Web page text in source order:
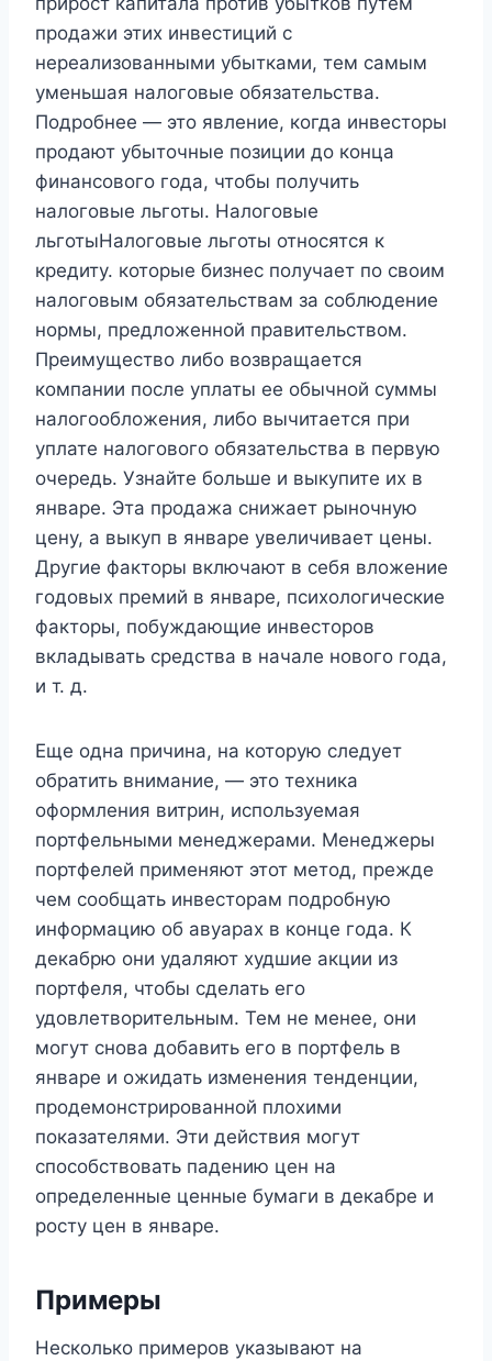
продажи этих инвестиций с
нереализованными убытками, тем самым
уменьшая налоговые обязательства.
Подробнее — это явление, когда инвесторы
продают убыточные позиции до конца
финансового года, чтобы получить
налоговые льготы. Налоговые
льготыНалоговые льготы относятся к
кредиту. которые бизнес получает по своим
налоговым обязательствам за соблюдение
нормы, предложенной правительством.
Преимущество либо возвращается
компании после уплаты ее обычной суммы
налогообложения, либо вычитается при
уплате налогового обязательства в первую
очередь. Узнайте больше и выкупите их в
январе. Эта продажа снижает рыночную
цену, а выкуп в январе увеличивает цены.
Другие факторы включают в себя вложение
годовых премий в январе, психологические
факторы, побуждающие инвесторов
вкладывать средства в начале нового года,
и т. д.
Еще одна причина, на которую следует
обратить внимание, — это техника
оформления витрин, используемая
портфельными менеджерами. Менеджеры
портфелей применяют этот метод, прежде
чем сообщать инвесторам подробную
информацию об авуарах в конце года. К
декабрю они удаляют худшие акции из
портфеля, чтобы сделать его
удовлетворительным. Тем не менее, они
могут снова добавить его в портфель в
январе и ожидать изменения тенденции,
продемонстрированной плохими
показателями. Эти действия могут
способствовать падению цен на
определенные ценные бумаги в декабре и
росту цен в январе.
Примеры
Несколько примеров указывают на